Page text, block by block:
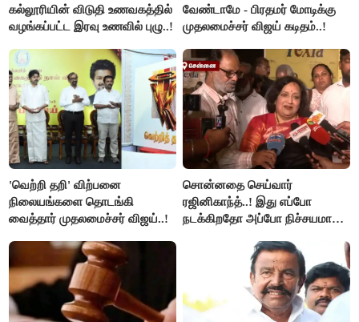
கல்லூரியின் விடுதி உணவகத்தில்
வழங்கப்பட்ட இரவு உணவில் புழு..!
வேண்டாமே - பிரதமர் மோடிக்கு
முதலமைச்சர் விஜய் கடிதம்..!
'வெற்றி தறி' விற்பனை
நிலையங்களை தொடங்கி
வைத்தார் முதலமைச்சர் விஜய்..!
சொன்னதை செய்வார்
ரஜினிகாந்த்..! இது எப்போ
நடக்கிறதோ அப்போ நிச்சயமாக
ரஜினிகாந்த்..!